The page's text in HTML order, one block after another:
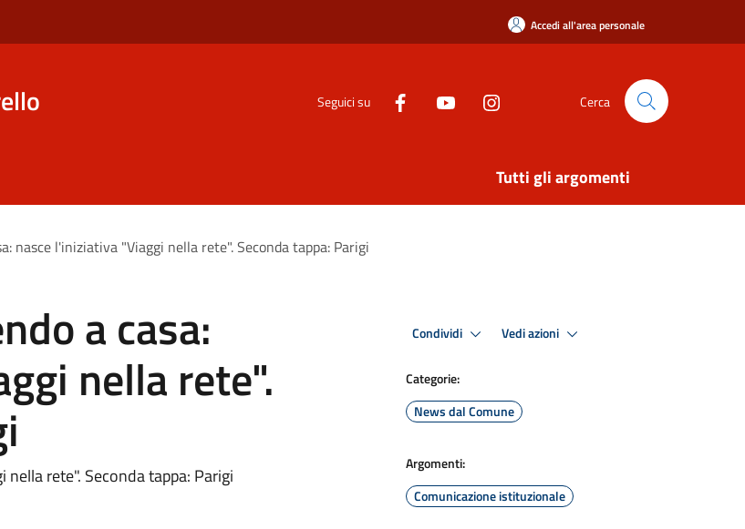
Accedi all'area personale
Seguici su Cerca
Tutti gli argomenti
nasce l'iniziativa "Viaggi nella rete". Seconda tappa: Parigi
a casa:
nella rete".
rete". Seconda tappa: Parigi
Condividi Vedi azioni
Categorie:
News dal Comune
Argomenti:
Comunicazione istituzionale